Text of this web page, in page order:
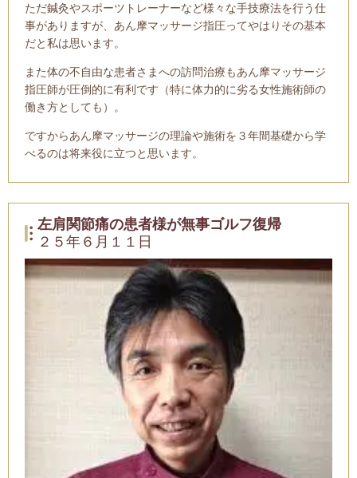
ただ鍼灸やスポーツトレーナーなど様々な手技療法を行う仕
事がありますが、あん摩マッサージ指圧ってやはりその基本
だと私は思います。
また体の不自由な患者さまへの訪問治療もあん摩マッサージ
指圧師が圧倒的に有利です（特に体力的に劣る女性施術師の
働き方としても）。
ですからあん摩マッサージの理論や施術を３年間基礎から学
べるのは将来役に立つと思います。
左肩関節痛の患者様が無事ゴルフ復帰
２５年６月１１日